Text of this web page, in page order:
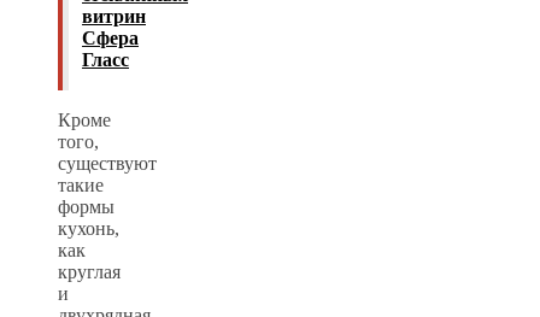
витрин
Сфера
Гласс
Кроме
того,
существуют
такие
формы
кухонь,
как
круглая
и